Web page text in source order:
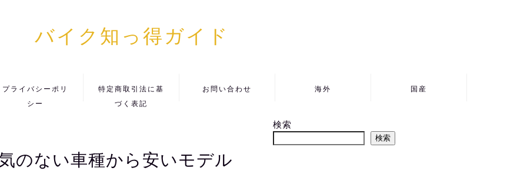
バイク知っ得ガイド
プライバシーポリ
シー
特定商取引法に基
づく表記
お問い合わせ 海外 国産
のない車種から安いモデル
検索
検索